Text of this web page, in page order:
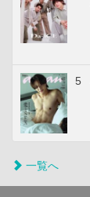
5
一覧へ